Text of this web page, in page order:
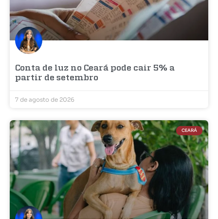
Conta de luz no Ceará pode cair 5% a
partir de setembro
7 de agosto de 2026
CEARÁ